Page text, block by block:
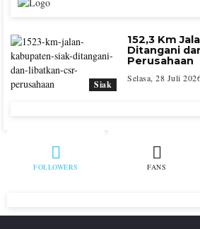
Siak
152,3 Km
Ditangani
Perusahaan
Selasa, 28 Juli
FOLLOWERS FANS